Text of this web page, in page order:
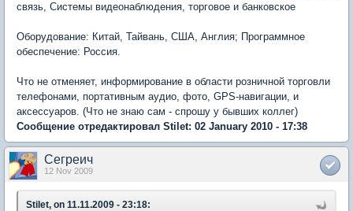
связь, Системы видеонаблюдения, торговое и банковское
Оборудование: Китай, Тайвань, США, Англия; Программное
обеспечение: Россия.
Что не отменяет, информирование в области розничной торговли
телефонами, портативным аудио, фото, GPS-навигации, и
аксессуаров. (Что не знаю сам - спрошу у бывших коллег)
Сообщение отредактировал Stilet: 02 January 2010 - 17:38
Сегреич
12 Nov 2009
Stilet, on 11.11.2009 - 23:18: